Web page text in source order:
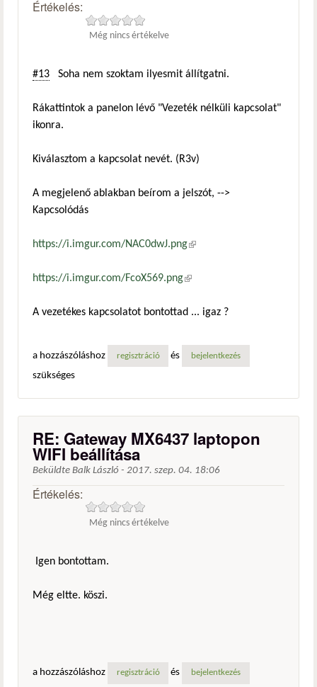
Értékelés:
Még nincs értékelve
#13 Soha nem szoktam ilyesmit állítgatni.
Rákattintok a panelon lévő "Vezeték nélküli kapcsolat"
ikonra.
Kiválasztom a kapcsolat nevét. (R3v)
A megjelenő ablakban beírom a jelszót, -->
Kapcsolódás
https://i.imgur.com/NAC0dwJ.png(külső hivatkozás)
https://i.imgur.com/FcoX569.png(külső hivatkozás)
A vezetékes kapcsolatot bontottad ... igaz ?
a hozzászóláshoz regisztráció és bejelentkezés
szükséges
RE: Gateway MX6437 laptopon
WIFI beállítása
Beküldte Balk László - 2017. szep. 04. 18:06
Értékelés:
Még nincs értékelve
Igen bontottam.
Még eltte. köszi.
a hozzászóláshoz regisztráció és bejelentkezés